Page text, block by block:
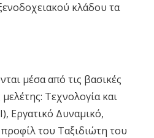
κλάδου τα
μέσα από τις βασικές
μελέτης: Τεχνολογία και
, Εργατικό Δυναμικό,
του Ταξιδιώτη του